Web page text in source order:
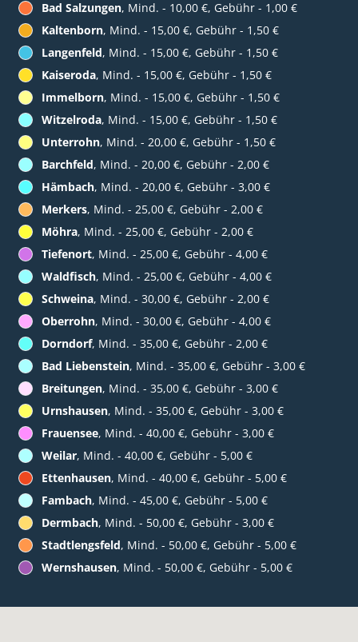
Bad Salzungen, Mind. - 10,00 €, Gebühr - 1,00 €
Kaltenborn, Mind. - 15,00 €, Gebühr - 1,50 €
Langenfeld, Mind. - 15,00 €, Gebühr - 1,50 €
Kaiseroda, Mind. - 15,00 €, Gebühr - 1,50 €
Immelborn, Mind. - 15,00 €, Gebühr - 1,50 €
Witzelroda, Mind. - 15,00 €, Gebühr - 1,50 €
Unterrohn, Mind. - 20,00 €, Gebühr - 1,50 €
Barchfeld, Mind. - 20,00 €, Gebühr - 2,00 €
Hämbach, Mind. - 20,00 €, Gebühr - 3,00 €
Merkers, Mind. - 25,00 €, Gebühr - 2,00 €
Möhra, Mind. - 25,00 €, Gebühr - 2,00 €
Tiefenort, Mind. - 25,00 €, Gebühr - 4,00 €
Waldfisch, Mind. - 25,00 €, Gebühr - 4,00 €
Schweina, Mind. - 30,00 €, Gebühr - 2,00 €
Oberrohn, Mind. - 30,00 €, Gebühr - 4,00 €
Dorndorf, Mind. - 35,00 €, Gebühr - 2,00 €
Bad Liebenstein, Mind. - 35,00 €, Gebühr - 3,00 €
Breitungen, Mind. - 35,00 €, Gebühr - 3,00 €
Urnshausen, Mind. - 35,00 €, Gebühr - 3,00 €
Frauensee, Mind. - 40,00 €, Gebühr - 3,00 €
Weilar, Mind. - 40,00 €, Gebühr - 5,00 €
Ettenhausen, Mind. - 40,00 €, Gebühr - 5,00 €
Fambach, Mind. - 45,00 €, Gebühr - 5,00 €
Dermbach, Mind. - 50,00 €, Gebühr - 3,00 €
Stadtlengsfeld, Mind. - 50,00 €, Gebühr - 5,00 €
Wernshausen, Mind. - 50,00 €, Gebühr - 5,00 €